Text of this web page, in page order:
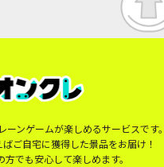
ーンゲームが楽しめるサービスです
ご自宅に獲得した景品をお届け！
でも安心して楽しめます。